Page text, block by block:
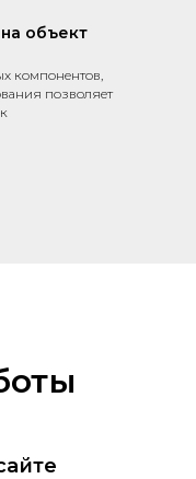
объект
компонентов,
позволяет